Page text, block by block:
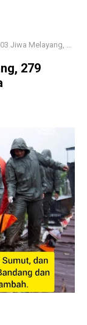
Hilang Diterjang Bencana Hidrometeorologi
279